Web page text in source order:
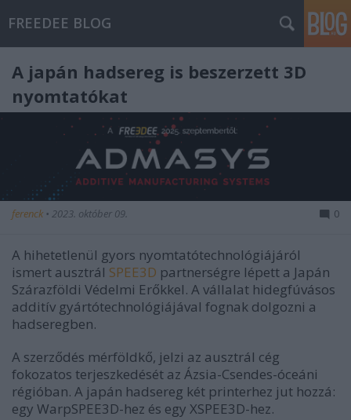
FREEDEE BLOG
A japán hadsereg is beszerzett 3D
nyomtatókat
ferenck • 2023. október 09. 0
A hihetetlenül gyors nyomtatótechnológiájáról
ismert ausztrál SPEE3D partnerségre lépett a Japán
Szárazföldi Védelmi Erőkkel. A vállalat hidegfúvásos
additív gyártótechnológiájával fognak dolgozni a
hadseregben.
A szerződés mérföldkő, jelzi az ausztrál cég
fokozatos terjeszkedését az Ázsia-Csendes-óceáni
régióban. A japán hadsereg két printerhez jut hozzá:
egy WarpSPEE3D-hez és egy XSPEE3D-hez.